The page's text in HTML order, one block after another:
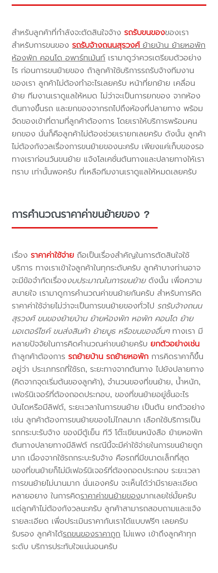
สำหรับลูกค้าที่กำลังจะตัดสินใจจ้างรถรับขนของของเรา
สำหรับการขนของรถรับจ้างถนนสุรวงศ์ย้ายบ้าน ย้ายหอพัก
ห้องพัก คอนโด อพาร์ทเม้นท์เรามาดูว่าควรเตรียมตัวอย่าง
ไร ก่อนการขนย้ายของ ถ้าลูกค้าใช้บริการรถรับจ้างทีมงาน
ของเรา ลูกค้าไม่ต้องทำอะไรเลยครับ หน้าที่ยกย้าย เคลื่อน
ย้าย ทีมงานเราดูแลให้หมด ไม่ว่าจะเป็นการยกของ จากห้อง
ต้นทางขึ้นรถ และยกของจากรถไปถึงห้องที่ปลายทาง พร้อม
จัดของเข้าที่ตามที่ลูกค้าต้องการ โดยเราให้บริการพร้อมคน
ยกของ นั่นก็คือลูกค้าไม่ต้องช่วยเรายกเลยครับ ดังนั้น ลูกค้า
ไม่ต้องกังวลเรื่องการขนย้ายของนะครับ เพียงแค่เก็บของรอ
ทางเราก่อนวันขนย้าย แจ้งโลเคชั่นต้นทางและปลายทางให้เรา
ทราบ เท่านั้นพอครับ ที่เหลือทีมงานเราดูแลให้หมดเลยครับ
การคำนวณราคาค่าขนย้ายของ ?
เรื่องราคาค่าใช้จ่าย ถือเป็นเรื่องสำคัญในการตัดสินใจใช้
บริการ ทางเราเข้าใจลูกค้าในทุกระดับครับ ลูกค้าบางท่านอาจ
จะมีข้อจำกัดเรื่องงบประมาณในการขนย้ายดังนั้น เพื่อความ
สบายใจ เรามาดูการคำนวณค่าขนย้ายกันครับ สำหรับการคิด
ราคาค่าใช้จ่ายไม่ว่าจะเป็นการขนย้ายของทั่วไป รถรับจ้างถนน
สุรวงศ์ ขนของย้ายบ้าน ย้ายห้องพัก หอพัก คอนโด ย้าย
มอเตอร์ไซค์ ขนส่งสินค้า ย้ายบูธ หรือขนของอื่นๆทางเรา มี
หลายปัจจัยในการคิดคำนวณค่าขนย้ายครับยกตัวอย่างเช่น
ถ้าลูกค้าต้องการรถย้ายบ้าน รถย้ายหอพัก การคิดราคาก็ขึ้น
อยู่ว่า ประเภทรถที่ใช้รถ, ระยะทางจากต้นทาง ไปยังปลายทาง
(คิดจากจุดเริ่มต้นของลูกค้า), จำนวนของที่ขนย้าย, น้ำหนัก,
เฟอร์นิเจอร์ที่ต้องถอดประกอบ, ของที่ขนย้ายอยู่ชั้นอะไร
บันไดหรือมีลิฟต์, ระยะเวลาในการขนย้าย เป็นต้น ยกตัวอย่าง
เช่น ลูกค้าต้องการขนย้ายของไม่ไกลมาก เลือกใช้บริการเป็น
รถกระบะรับจ้าง ของมีตู้เย็น ทีวี โต๊ะเขียนหนังสือ ย้ายหอพัก
ต้นทางปลายทางมีลิฟต์ กรณีนี้จะมีค่าใช้จ่ายในการขนย้ายถูก
มาก เนื่องจากใช้รถกระบะรับจ้าง คือรถที่มีขนาดเล็กที่สุด
ของที่ขนย้ายก็ไม่มีเฟอร์นิเจอร์ที่ต้องถอดประกอบ ระยะเวลา
การขนย้ายไม่นานมาก นั่นเองครับ จะเห็นได้ว่ามีรายละเอียด
หลายอยาง ในการคิดราคาค่าขนย้ายของมากเลยใช่มั้ยครับ
แต่ลูกค้าไม่ต้องกังวลนะครับ ลูกค้าสามารถสอบถามและแจ้ง
รายละเอียด เพื่อประเมินราคากับเราได้แบบฟรีๆ เลยครับ
รับรอง ลูกค้าได้รถขนของราคาถูกไม่แพง เข้าถึงลูกค้าทุก
ระดับ บริการประทับใจแน่นอนครับ